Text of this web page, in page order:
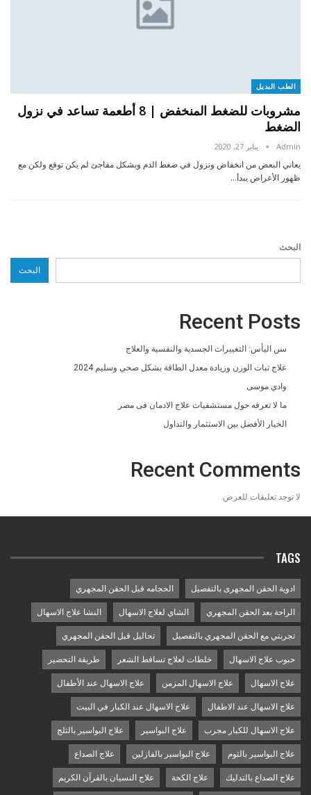
الطب البديل
مشروبات للضغط المنخفض | 8 أطعمة تساعد في نزول
الضغط
Admin يناير 27, 2020
يعاني البعض من انخفاض ونزول في ضغط الدم وبشكل مفاجئ لم يكن توقع ولكن مع
ظهور الأعراض يبدأ…
البحث
البحث
Recent Posts
سن اليأس: التغييرات الجسدية والنفسية والعلاج
علاج ثبات الوزن وزيادة معدل الطاقة بشكل صحي وسليم 2024
وادي موسى
ما لا تعرفه حول مستشفيات علاج الادمان فى مصر
الخيار الأفضل بين الاستثمار والتداول
Recent Comments
لا توجد تعليقات للعرض.
TAGS
ادوية الحقن المجهرى بالتفصيل الحجامه قبل الحقن المجهري
الراحة بعد الحقن المجهري الشاي لعلاج الاسهال النشا علاج الاسهال
تجربتي مع الحقن المجهري بالتفصيل تحاليل قبل الحقن المجهري
حبوب علاج الاسهال خلطات لعلاج تساقط الشعر طريقة التحضير
علاج الاسهال علاج الاسهال المزمن علاج الاسهال عند الأطفال
علاج الاسهال عند الاطفال علاج الاسهال عند الكبار في البيت
علاج الاسهال للكبار مجرب علاج البواسير علاج البواسير بالثلج
علاج البواسير بالثوم علاج البواسير بالفازلين علاج الصداع
علاج الصداع بالتدليك علاج الكحة علاج النسيان بالقرآن الكريم